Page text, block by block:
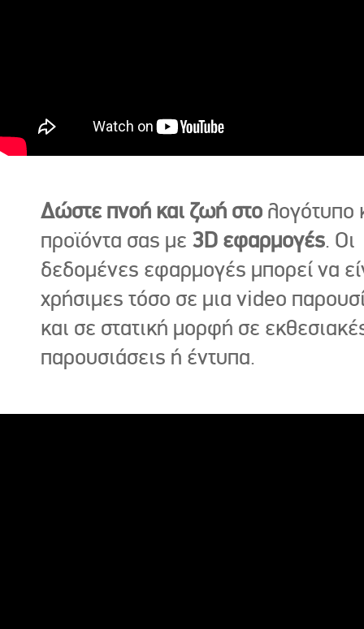
Δώστε πνοή και ζωή στο λογότυπο
προϊόντα σας με 3D εφαρμογές. Οι
δεδομένες εφαρμογές μπορεί να
χρήσιμες τόσο σε μια video
και σε στατική μορφή σε
παρουσιάσεις ή έντυπα.